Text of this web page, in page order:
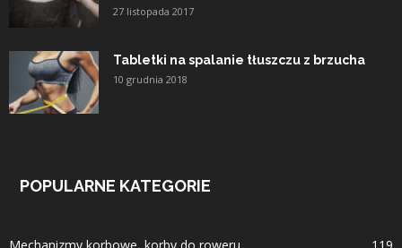
27 listopada 2017
Tabletki na spalanie tłuszczu z brzucha
10 grudnia 2018
POPULARNE KATEGORIE
Mechanizmy korbowe, korby do roweru
119